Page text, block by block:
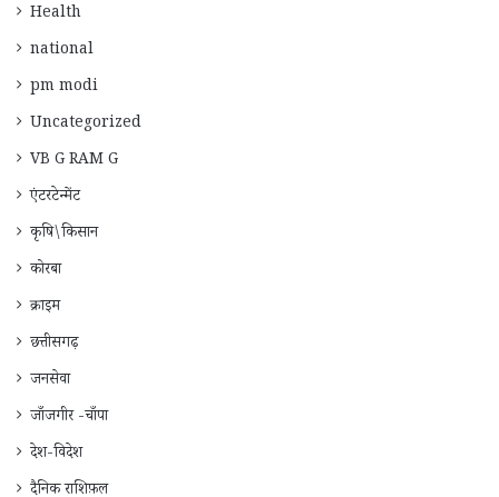
Health
national
pm modi
Uncategorized
VB G RAM G
एंटरटेन्मेंट
कृषि\किसान
कोरबा
क्राइम
छत्तीसगढ़
जनसेवा
जाँजगीर -चाँपा
देश-विदेश
दैनिक राशिफ़ल